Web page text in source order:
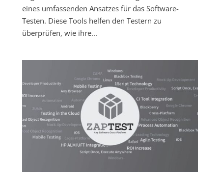
eines umfassenden Ansatzes für das Software-
Testen. Diese Tools helfen den Testern zu
überprüfen, wie ihre...